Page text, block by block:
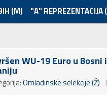
(M) "A" REPREZENTACIJA
WU-19 Euro u
Omladinske selekcije (Ž)